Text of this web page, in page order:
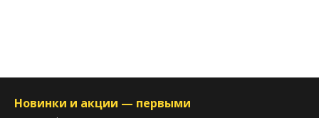
Новинки и акции — первыми